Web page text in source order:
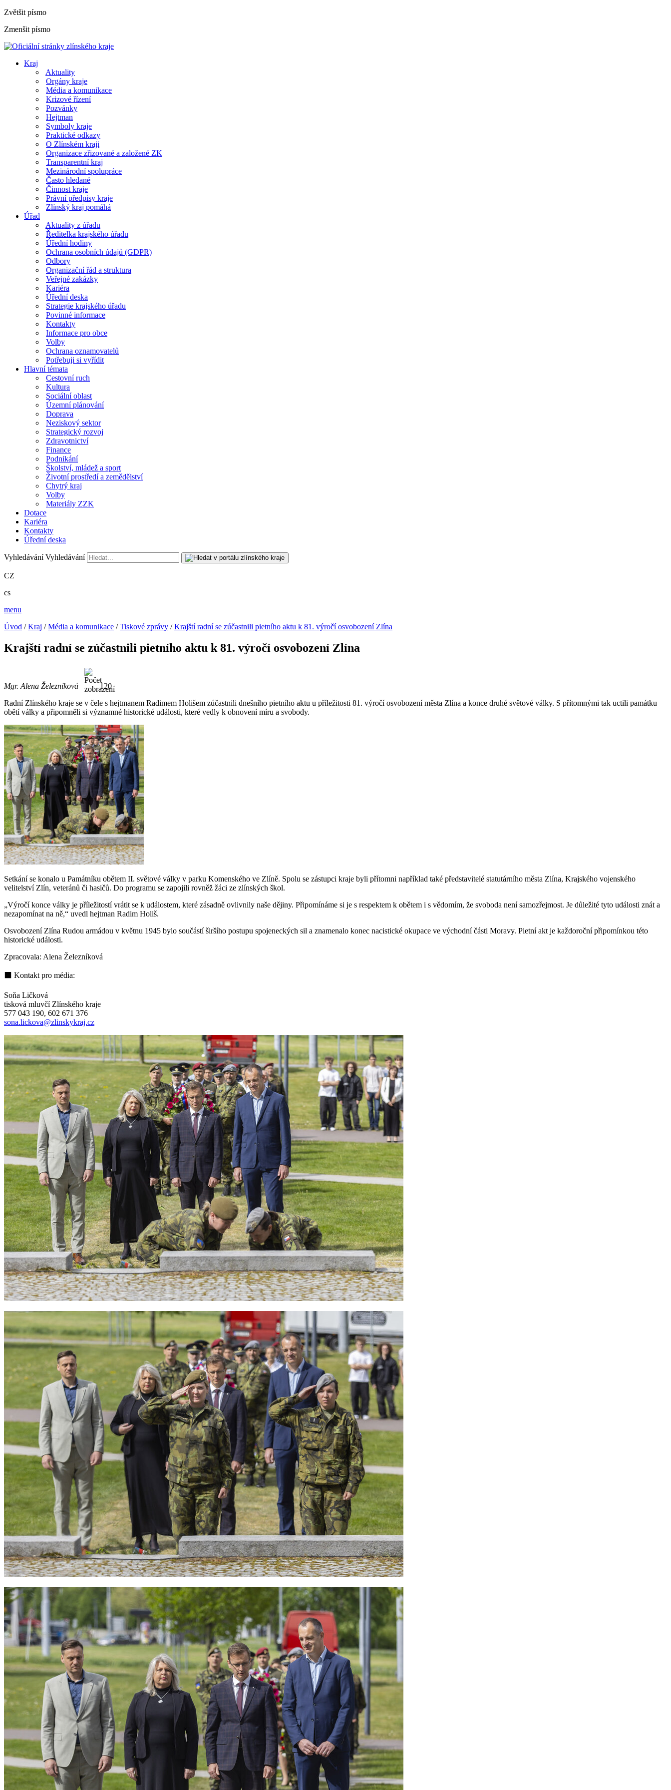
Zvětšit písmo
Zmenšit písmo
Kraj
Aktuality
Orgány kraje
Média a komunikace
Krizové řízení
Pozvánky
Hejtman
Symboly kraje
Praktické odkazy
O Zlínském kraji
Organizace zřizované a založené ZK
Transparentní kraj
Mezinárodní spolupráce
Často hledané
Činnost kraje
Právní předpisy kraje
Zlínský kraj pomáhá
Úřad
Aktuality z úřadu
Ředitelka krajského úřadu
Úřední hodiny
Ochrana osobních údajů (GDPR)
Odbory
Organizační řád a struktura
Veřejné zakázky
Kariéra
Úřední deska
Strategie krajského úřadu
Povinné informace
Kontakty
Informace pro obce
Volby
Ochrana oznamovatelů
Potřebuji si vyřídit
Hlavní témata
Cestovní ruch
Kultura
Sociální oblast
Územní plánování
Doprava
Neziskový sektor
Strategický rozvoj
Zdravotnictví
Finance
Podnikání
Školství, mládež a sport
Životní prostředí a zemědělství
Chytrý kraj
Volby
Materiály ZZK
Dotace
Kariéra
Kontakty
Úřední deska
Vyhledávání Vyhledávání
CZ
cs
menu
Úvod /Kraj /Média a komunikace /Tiskové zprávy /Krajští radní se zúčastnili pietního aktu k 81. výročí osvobození Zlína
Krajští radní se zúčastnili pietního aktu k 81. výročí osvobození Zlína
Mgr. Alena Železníková
120
RadníZlínského kraje se v čele s hejtmanem Radimem Holišem zúčastnili dnešního pietního aktu u příležitosti 81. výročí osvobození města Zlína a konce druhé světové války. S přítomnými tak uctili památku
obětí války a připomněli si významné historické události, které vedly k obnovení míru a svobody.
Setkání se konalo u Památníku obětem II. světové války v parku Komenského ve Zlíně. Spolu se zástupci kraje byli přítomni například také představitelé statutárního města Zlína, Krajského vojenského
velitelství Zlín, veteránů či hasičů. Do programu se zapojili rovněž žáci ze zlínských škol.
„Výročí konce války je příležitostí vrátit se k událostem, které zásadně ovlivnily naše dějiny. Připomínáme si je s respektem k obětem i s vědomím, že svoboda není samozřejmost. Je důležité tyto události znát a
nezapomínat na ně,“ uvedl hejtman Radim Holiš.
Osvobození Zlína Rudou armádou v květnu 1945 bylo součástí širšího postupu spojeneckých sil a znamenalo konec nacistické okupace ve východní části Moravy. Pietní akt je každoroční připomínkou této
historické události.
Zpracovala: Alena Železníková
⬛ Kontakt pro média:
Soňa Ličková
tisková mluvčí Zlínského kraje
577 043 190, 602 671 376
sona.lickova@zlinskykraj.cz